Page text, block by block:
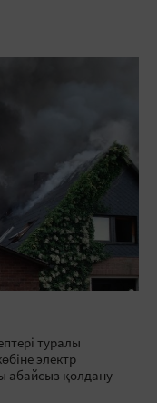
туралы
электр
абайсыз қолдану